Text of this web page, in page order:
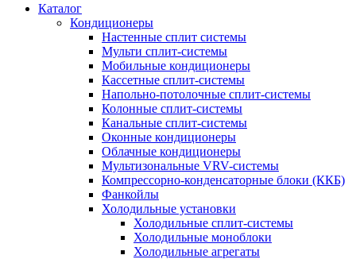
Каталог
Кондиционеры
Настенные сплит системы
Мульти сплит-системы
Мобильные кондиционеры
Кассетные сплит-системы
Напольно-потолочные сплит-системы
Колонные сплит-системы
Канальные сплит-системы
Оконные кондиционеры
Облачные кондиционеры
Мультизональные VRV-системы
Компрессорно-конденсаторные блоки (ККБ)
Фанкойлы
Холодильные установки
Холодильные сплит-системы
Холодильные моноблоки
Холодильные агрегаты